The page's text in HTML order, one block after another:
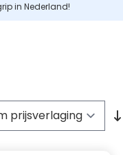
in Nederland!